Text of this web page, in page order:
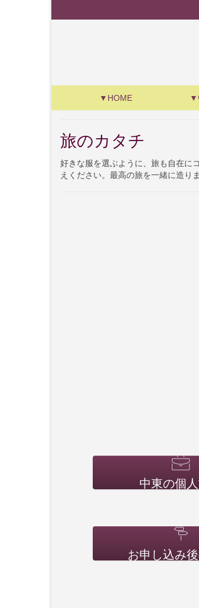
▼HOME ▼
旅のカタチ
好きな服を選ぶように、旅も自在に
えください。最高の旅を一緒に造り
中東の個
お申し込み